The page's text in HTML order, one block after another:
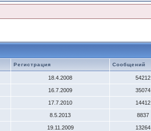
Регистрация Сообщений
18.4.2008 54212
16.7.2009 35074
17.7.2010 14412
8.5.2013 8837
19.11.2009 13264